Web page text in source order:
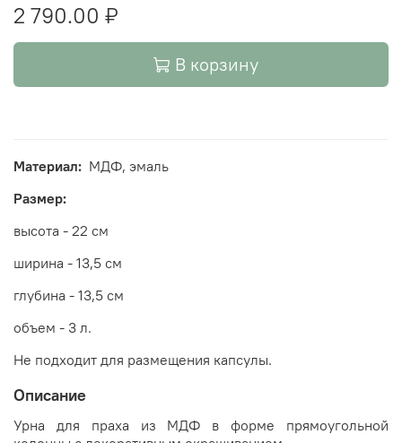
2 790.00 ₽
В корзину
Материал: МДФ, эмаль
Размер:
высота - 22 см
ширина - 13,5 см
глубина - 13,5 см
объем - 3 л.
Не подходит для размещения капсулы.
Описание
Урна для праха из МДФ в форме прямоугольной